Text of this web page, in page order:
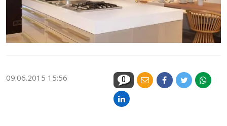
09.06.2015 15:56 0